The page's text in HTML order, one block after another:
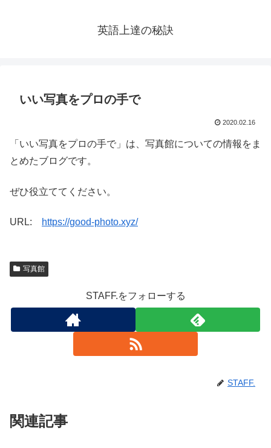
英語上達の秘訣
いい写真をプロの手で
2020.02.16
「いい写真をプロの手で」は、写真館についての情報をま
とめたブログです。
ぜひ役立ててください。
URL: https://good-photo.xyz/
写真館
STAFF.をフォローする
STAFF.
関連記事